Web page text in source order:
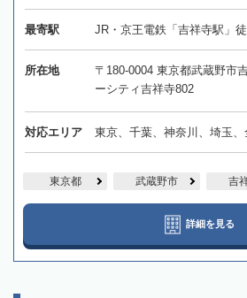
最寄駅 JR・京王電鉄「吉祥寺駅」
所在地
〒180-0004 東京都武蔵野市
ーシティ吉祥寺802
対応エリア 東京、千葉、神奈川、埼玉
東京都 武蔵野市 吉
詳細を見る